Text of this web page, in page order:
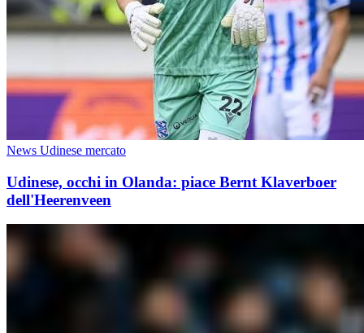
News Udinese mercato
Udinese, occhi in Olanda: piace Bernt Klaverboer
dell'Heerenveen